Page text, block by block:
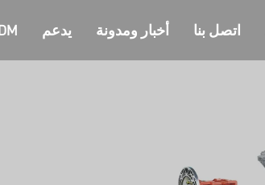
يدعم أخبار ومدونة اتصل بنا